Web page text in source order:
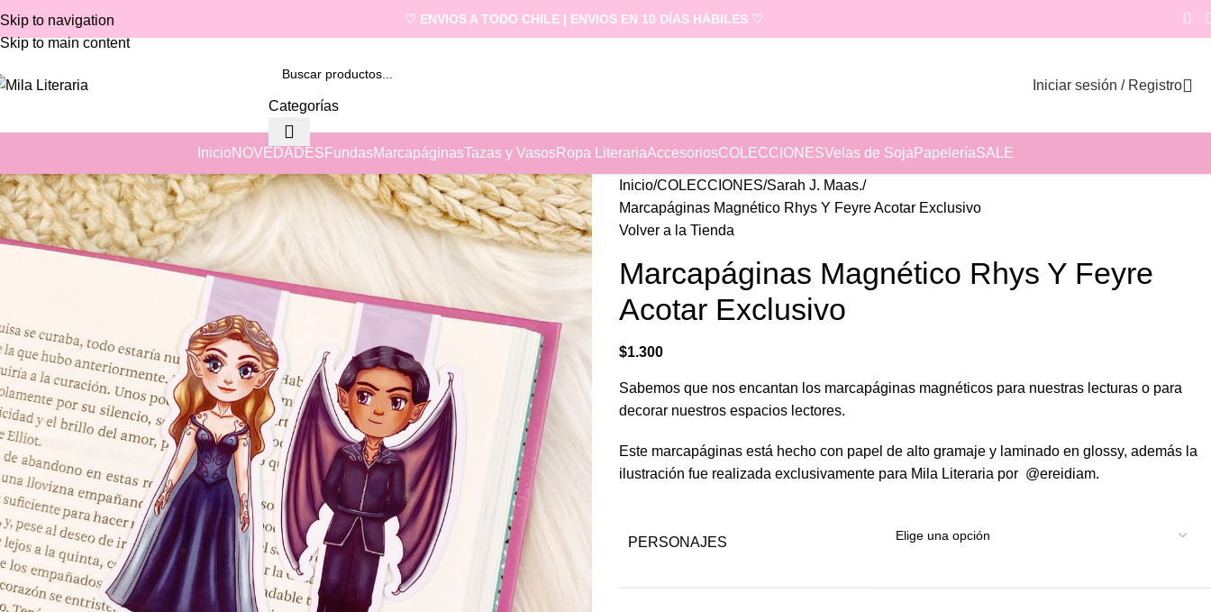
Skip to navigation
Skip to main content
♡ ENVIOS A TODO CHILE | ENVIOS EN 10 DÍAS HÁBILES ♡
Categorías
Iniciar sesión / Registro
InicioNOVEDADES FundasMarcapáginasTazas y VasosRopa LiterariaAccesoriosCOLECCIONESVelas de Soja PapeleríaSALE
Inicio COLECCIONES Sarah J. Maas.
Marcapáginas Magnético Rhys Y Feyre Acotar Exclusivo
Volver a la Tienda
Marcapáginas Magnético Rhys Y Feyre
Acotar Exclusivo
$1.300
Sabemos que nos encantan los marcapáginas magnéticos para nuestras lecturas o para
decorar nuestros espacios lectores.
Este marcapáginas está hecho con papel de alto gramaje y laminado en glossy, además la
ilustración fue realizada exclusivamente para Mila Literaria por @ereidiam.
PERSONAJES